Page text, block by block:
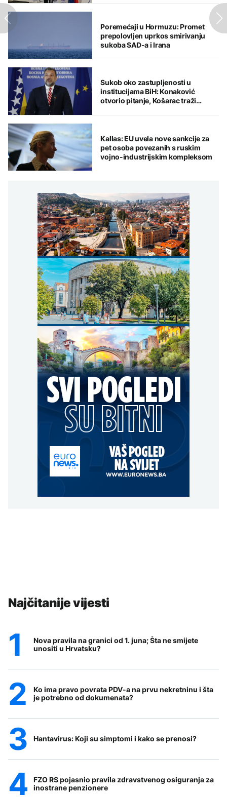
Poremećaji u Hormuzu: Promet
prepolovljen uprkos smirivanju
sukoba SAD-a i Irana
Sukob oko zastupljenosti u
institucijama BiH: Konaković
otvorio pitanje, Košarac traži
Kallas: EU uvela nove sankcije za
pet osoba povezanih s ruskim
vojno-industrijskim kompleksom
Najčitanije vijesti
Nova pravila na granici od 1. juna; Šta ne smijete
unositi u Hrvatsku?
Ko ima pravo povrata PDV-a na prvu nekretninu i šta
je potrebno od dokumenata?
Hantavirus: Koji su simptomi i kako se prenosi?
FZO RS pojasnio pravila zdravstvenog osiguranja za
inostrane penzionere